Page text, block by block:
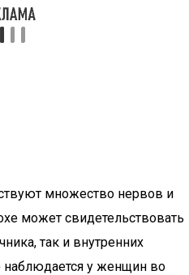
множество нервов и
может свидетельствовать
так и внутренних
наблюдается у женщин во